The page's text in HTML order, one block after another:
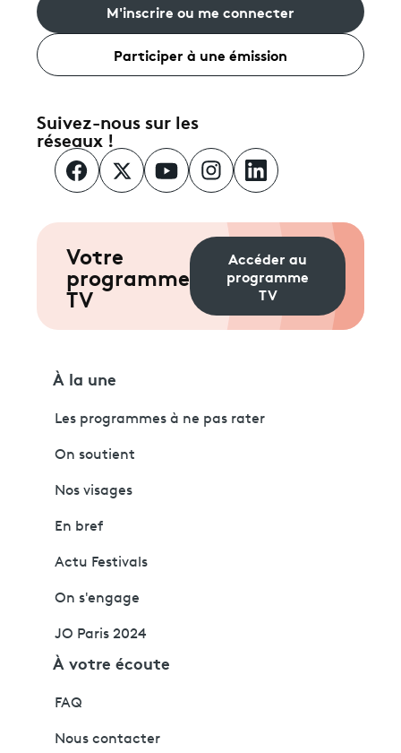
M'inscrire ou me connecter
Participer à une émission
Suivez-nous sur les
réseaux !
Votre
programme
TV
Accéder au
programme
TV
À la une
Les programmes à ne pas rater
On soutient
Nos visages
En bref
Actu Festivals
On s'engage
JO Paris 2024
À votre écoute
FAQ
Nous contacter